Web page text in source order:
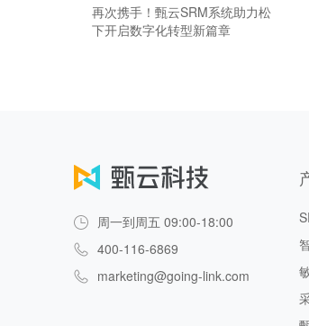
再次携手！甄云SRM系统助力松
下开启数字化转型新篇章
周一到周五 09:00-18:00
400-116-6869
marketing@going-link.com